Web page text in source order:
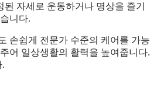
자세로 운동하거나 명상을 즐기
니다.
손쉽게 전문가 수준의 케어를 가능
어 일상생활의 활력을 높여줍니다.
.